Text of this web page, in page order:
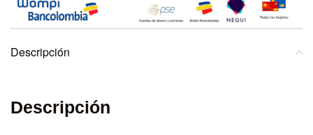
Descripción
Descripción